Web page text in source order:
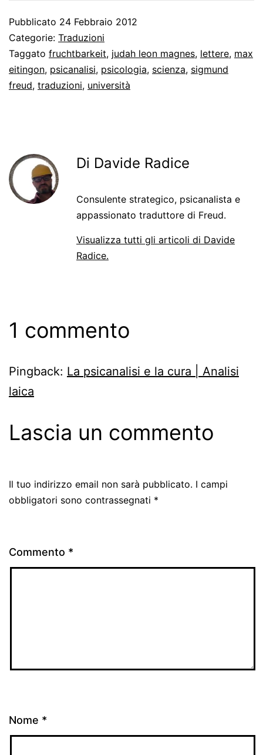
Pubblicato 24 Febbraio 2012
Categorie: Traduzioni
Taggato fruchtbarkeit, judah leon magnes, lettere, max
eitingon, psicanalisi, psicologia, scienza, sigmund
freud, traduzioni, università
Di Davide Radice
Consulente strategico, psicanalista e
appassionato traduttore di Freud.
Visualizza tutti gli articoli di Davide
Radice.
1 commento
Pingback: La psicanalisi e la cura | Analisi
laica
Lascia un commento
Il tuo indirizzo email non sarà pubblicato. I campi
obbligatori sono contrassegnati *
Commento *
Nome *